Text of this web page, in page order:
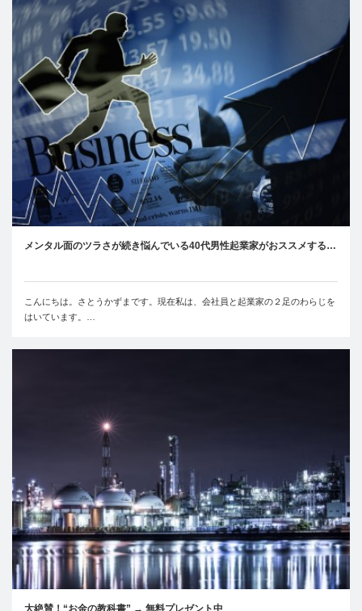
メンタル面のツラさが続き悩んでいる40代男性起業家がおススメする…
こんにちは。さとうかずまです。現在私は、会社員と起業家の２足のわらじを
はいています。…
大絶賛！“お金の教科書” → 無料プレゼント中